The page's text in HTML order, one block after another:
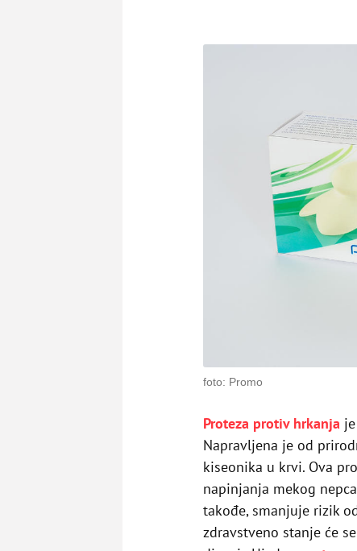
foto: Promo
Proteza protiv hrkanja
Napravljena je od
kiseonika u krvi. Ova
napinjanja mekog
takođe, smanjuje rizik
zdravstveno stanje će